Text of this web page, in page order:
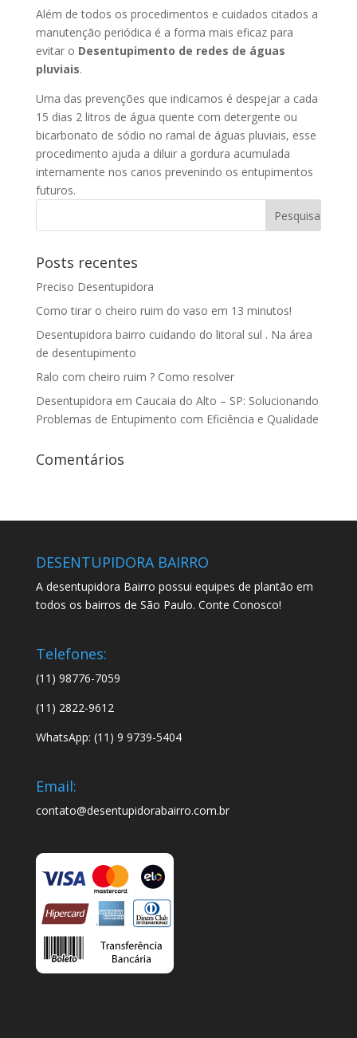
Além de todos os procedimentos e cuidados citados a
manutenção periódica é a forma mais eficaz para
evitar o Desentupimento de redes de águas
pluviais.
Uma das prevenções que indicamos é despejar a cada
15 dias 2 litros de água quente com detergente ou
bicarbonato de sódio no ramal de águas pluviais, esse
procedimento ajuda a diluir a gordura acumulada
internamente nos canos prevenindo os entupimentos
futuros.
Posts recentes
Preciso Desentupidora
Como tirar o cheiro ruim do vaso em 13 minutos!
Desentupidora bairro cuidando do litoral sul . Na área
de desentupimento
Ralo com cheiro ruim ? Como resolver
Desentupidora em Caucaia do Alto – SP: Solucionando
Problemas de Entupimento com Eficiência e Qualidade
Comentários
DESENTUPIDORA BAIRRO
A desentupidora Bairro possui equipes de plantão em
todos os bairros de São Paulo. Conte Conosco!
Telefones:
(11) 98776-7059
(11) 2822-9612
WhatsApp: (11) 9 9739-5404
Email:
contato@desentupidorabairro.com.br